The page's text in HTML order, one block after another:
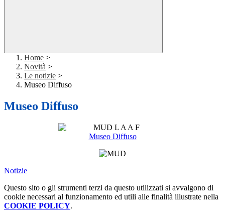
Home >
Novità >
Le notizie >
Museo Diffuso
Museo Diffuso
Museo Diffuso
Notizie
Questo sito o gli strumenti terzi da questo utilizzati si avvalgono di
cookie necessari al funzionamento ed utili alle finalità illustrate nella
COOKIE POLICY.